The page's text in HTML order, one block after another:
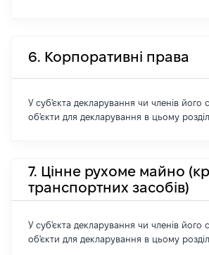
6. Корпоративні права
У суб'єкта декларування чи членів його
об'єкти для декларування в цьому
7. Цінне рухоме майно
транспортних засобів)
У суб'єкта декларування чи членів його
об'єкти для декларування в цьому